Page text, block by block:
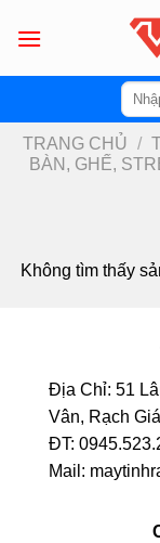
Tìm
kiếm:
TRANG CHỦ /
BÀN, GHẾ,
Không tìm thấy
Địa Chỉ: 51
Vân, Rạch
ĐT:
Mail: